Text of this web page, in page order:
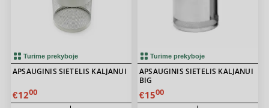
Turime prekyboje
APSAUGINIS SIETELIS KALJANUI
€1200
Turime prekyboje
APSAUGINIS SIETELIS KALJANUI
BIG
€1500